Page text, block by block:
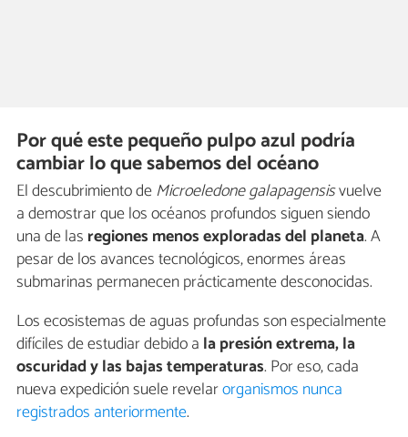
Por qué este pequeño pulpo azul podría
cambiar lo que sabemos del océano
El descubrimiento deMicroeledone galapagensisvuelve
a demostrar que los océanos profundos siguen siendo
una de las regiones menos exploradas del planeta. A
pesar de los avances tecnológicos, enormes áreas
submarinas permanecen prácticamente desconocidas.
Los ecosistemas de aguas profundas son especialmente
difíciles de estudiar debido a la presión extrema, la
oscuridad y las bajas temperaturas. Por eso, cada
nueva expedición suele revelarorganismos nunca
registrados anteriormente.